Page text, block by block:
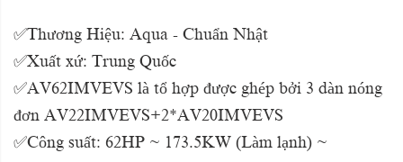
✅Thương Hiệu: Aqua - Chuẩn Nhật
✅Xuất xứ: Trung Quốc
✅AV62IMVEVS là tổ hợp được ghép bởi 3 dàn nóng
đơn AV22IMVEVS+2*AV20IMVEVS
✅Công suất: 62HP ~ 173.5KW (Làm lạnh) ~